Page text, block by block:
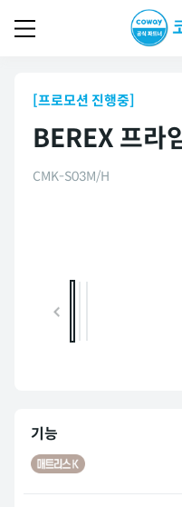
[프로모션 진행중]
BEREX 프라
CMK-S03M/H
기능